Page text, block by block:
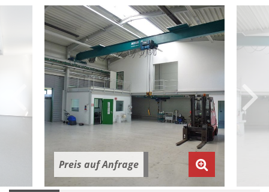
Preis auf Anfrage